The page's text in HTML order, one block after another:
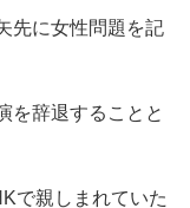
先に女性問題を記
を辞退することと
で親しまれていた